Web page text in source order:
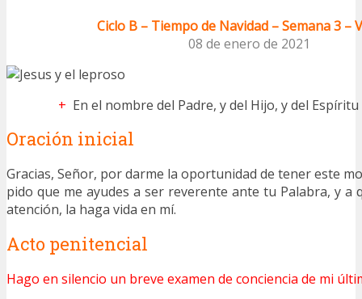
Ciclo B – Tiempo de Navidad – Semana 3 –
08 de enero de 2021
+ En el nombre del Padre, y del Hijo, y del Espíritu
Oración inicial
Gracias, Señor, por darme la oportunidad de tener este
pido que me ayudes a ser reverente ante tu Palabra, y a
atención, la haga vida en mí.
Acto penitencial
Hago en silencio un breve examen de conciencia de mi